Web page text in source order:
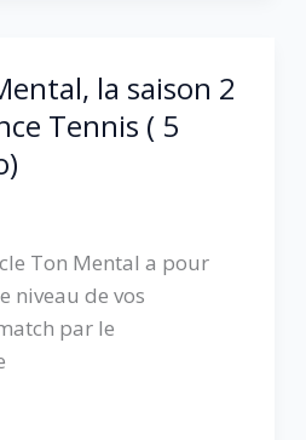
la saison 2
Tennis ( 5
Ton Mental a pour
niveau de vos
par le